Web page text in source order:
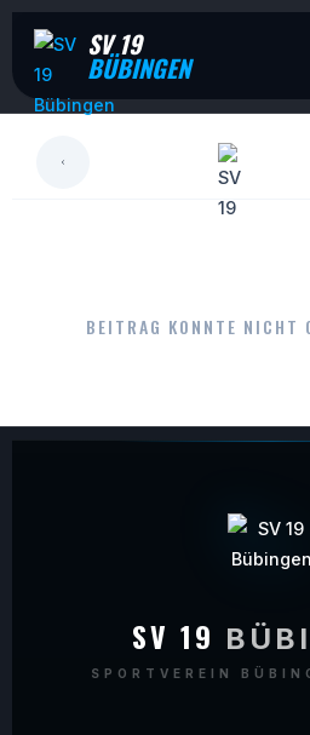
SV 19
BÜBINGEN
BEITRAG KONNTE NICHT
SV 19
SPORTVEREIN